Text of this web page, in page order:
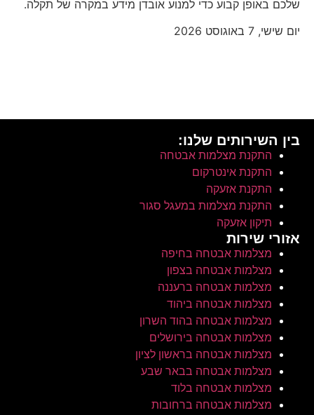
שלכם באופן קבוע כדי למנוע אובדן מידע במקרה של תקלה.
יום שישי, 7 באוגוסט 2026
בין השירותים שלנו:
התקנת מצלמות אבטחה
התקנת אינטרקום
התקנת אזעקה
התקנת מצלמות במעגל סגור
תיקון אזעקה
אזורי שירות
מצלמות אבטחה בחיפה
מצלמות אבטחה בצפון
מצלמות אבטחה ברעננה
מצלמות אבטחה ביהוד
מצלמות אבטחה בהוד השרון
מצלמות אבטחה בירושלים
מצלמות אבטחה בראשון לציון
מצלמות אבטחה בבאר שבע
מצלמות אבטחה בלוד
מצלמות אבטחה ברחובות